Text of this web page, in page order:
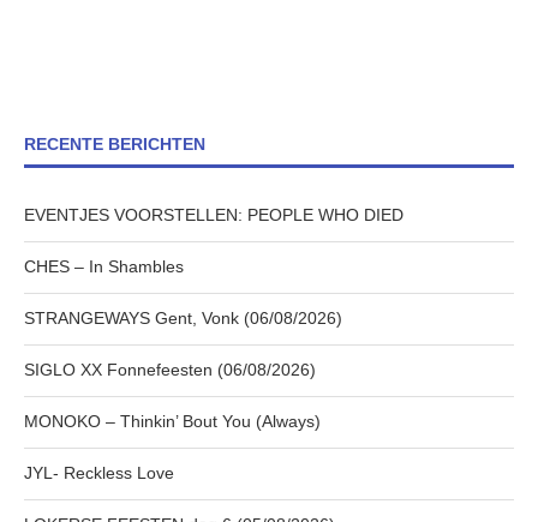
RECENTE BERICHTEN
EVENTJES VOORSTELLEN: PEOPLE WHO DIED
CHES – In Shambles
STRANGEWAYS Gent, Vonk (06/08/2026)
SIGLO XX Fonnefeesten (06/08/2026)
MONOKO – Thinkin’ Bout You (Always)
JYL- Reckless Love